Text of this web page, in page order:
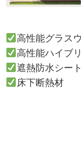
高性能グラス
高性能ハイブ
遮熱防水シート
床下断熱材